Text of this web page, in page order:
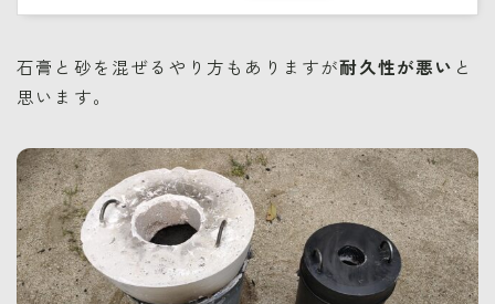
石膏と砂を混ぜるやり方もありますが耐久性が悪い と
思います。